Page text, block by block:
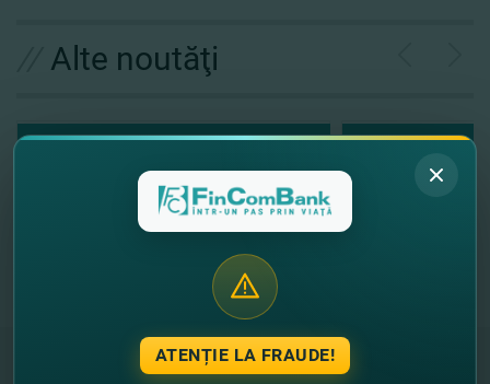
Alte noutăţi
ATENȚIE LA FRAUDE!